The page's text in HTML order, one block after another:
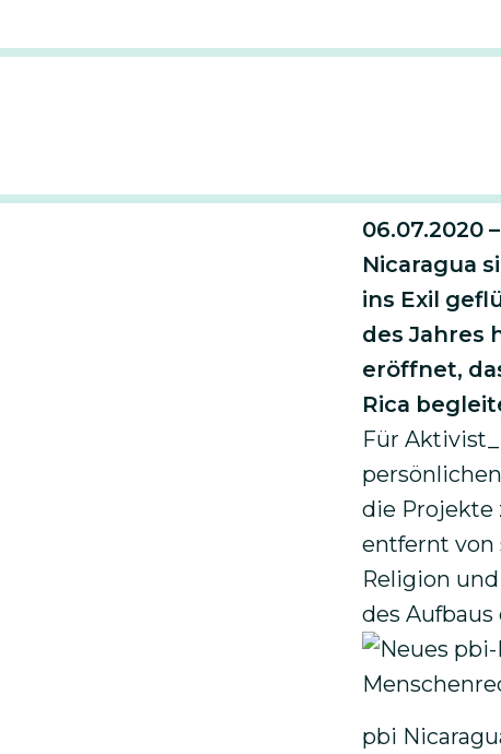
06.07.2020
Nicaragua
ins Exil
des Jahres
eröffnet,
Rica
Für
die Projekte
entfernt von
Religion
des
Bild
pbi